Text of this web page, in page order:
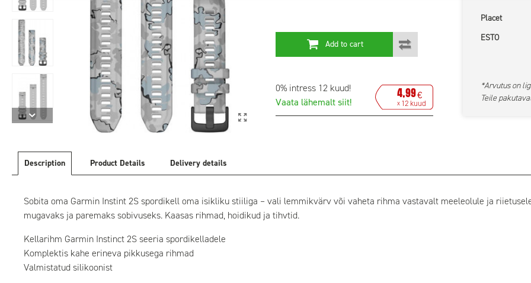
Add to cart
0% intress 12 kuud!
Vaata lähemalt siit!
4,99€
x 12 kuud
Placet
ESTO
*Arvutus on
Teile
Description Product Details Delivery details
Sobita oma Garmin Instint 2S spordikell oma isikliku stiiliga – vali lemmikvärv või vaheta rihma vastavalt meeleolule ja
mugavaks ja paremaks sobivuseks. Kaasas rihmad, hoidikud ja tihvtid.
Kellarihm Garmin Instinct 2S seeria spordikelladele
Komplektis kahe erineva pikkusega rihmad
Valmistatud silikoonist